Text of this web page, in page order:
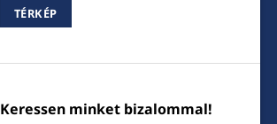
TÉRKÉP
Keressen minket bizalommal!